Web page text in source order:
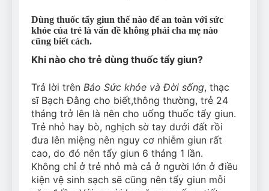
Can Bulldogs Run Long
Distances?
Can Bulldogs Play Fetch?
7 Năm Ago
How Often Do I Need to
Groom My Bulldog
7 Năm Ago
Dùng thuốc tẩy giun thế nào để an toàn với sức
khỏe của trẻ là vấn đề không phải cha mẹ nào
cũng biết cách.
Khi nào cho trẻ dùng thuốc tẩy giun?
Trả lời trên Báo Sức khỏe và Đời sống, thạc
sĩ Bạch Đằng cho biết,thông thường, trẻ 24
tháng trở lên là nên cho uống thuốc tẩy giun.
Trẻ nhỏ hay bò, nghịch sờ tay dưới đất rồi
đưa lên miệng nên nguy cơ nhiễm giun rất
cao, do đó nên tẩy giun 6 tháng 1 lần.
Không chỉ ở trẻ nhỏ mà cả ở người lớn ở điều
kiện vệ sinh sạch sẽ cũng nên tẩy giun mỗi